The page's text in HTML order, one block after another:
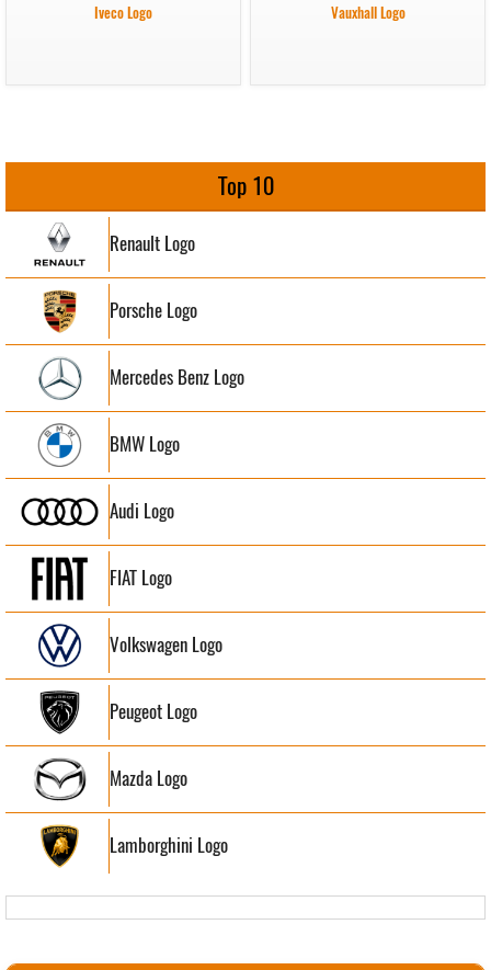
Iveco Logo Vauxhall Logo
Top 10
Renault Logo
Porsche Logo
Mercedes Benz Logo
BMW Logo
Audi Logo
FIAT Logo
Volkswagen Logo
Peugeot Logo
Mazda Logo
Lamborghini Logo